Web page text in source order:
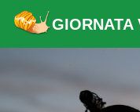
GIORNATA